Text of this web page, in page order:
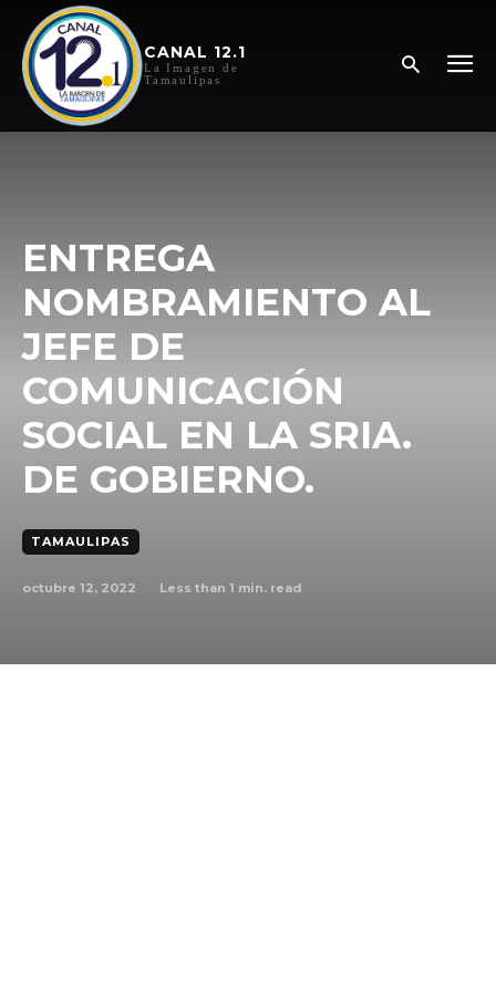
CANAL 12.1
La Imagen de
Tamaulipas
ENTREGA
NOMBRAMIENTO AL
JEFE DE
COMUNICACIÓN
SOCIAL EN LA SRIA.
DE GOBIERNO.
TAMAULIPAS
octubre 12, 2022 Less than 1 min. read